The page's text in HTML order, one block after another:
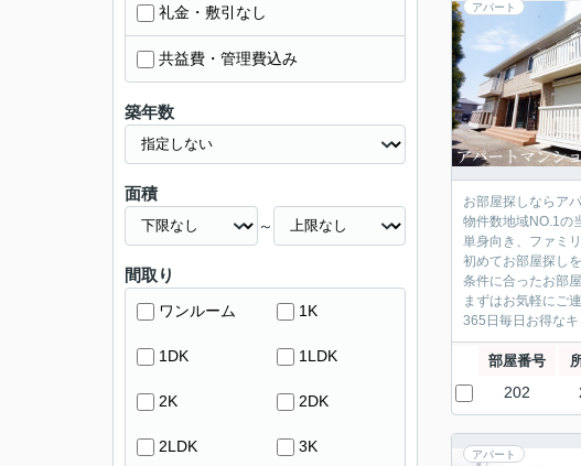
アパート
お部屋探しならア
物件数地域NO.1の
単身向き、ファミ
初めてお部屋探し
条件に合ったお部
まずはお気軽にご
365日毎日お得な
部屋番号
202
アパート
礼金・敷引なし
共益費・管理費込み
築年数
面積
～
間取り
ワンルーム 1K
1DK 1LDK
2K 2DK
2LDK 3K